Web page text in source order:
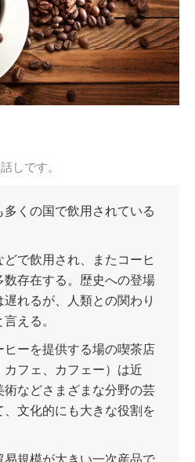
しです。
くの国で飲用されている
で飲用され、またコーヒ
数存在する。歴史への登場
れるが、人類との関わり
える。
ヒーを提供する場の喫茶店
カフェ、カフェー）は近
などさまざまな分野の芸
文化的にも大きな役割を